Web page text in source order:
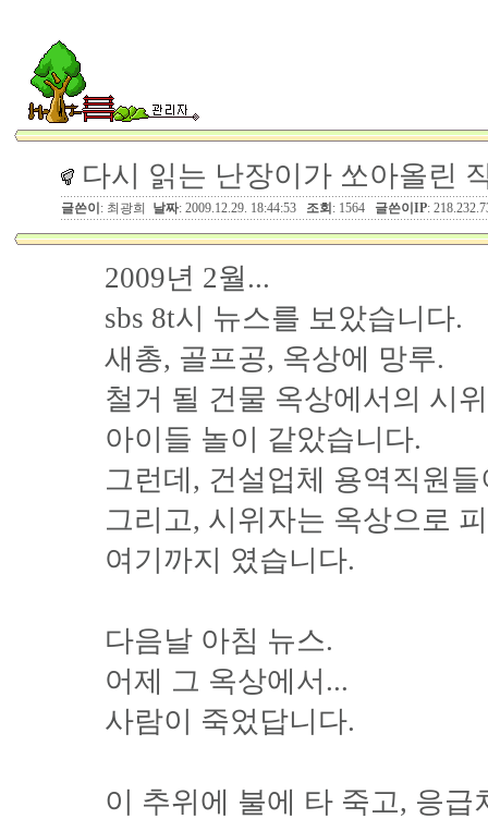
다시 읽는 난장이가 쏘아올린
글쓴이 : 최광희 날짜: 2009.12.29. 18:44:53 조회 : 1564 글쓴이IP:
2009년 2월...
sbs 8t시 뉴스를 보았습니다.
새총, 골프공, 옥상에 망루.
철거 될 건물 옥상에서의 시
아이들 놀이 같았습니다.
그런데, 건설업체 용역직원
그리고, 시위자는 옥상으로
여기까지 였습니다.
다음날 아침 뉴스.
어제 그 옥상에서...
사람이 죽었답니다.
이 추위에 불에 타 죽고, 응